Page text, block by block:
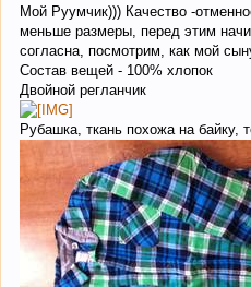
Мой Руумчик))) Качество -
меньше размеры, перед этим
согласна, посмотрим, как мой
Состав вещей - 100% хлопок
Двойной регланчик
Рубашка, ткань похожа на байку,